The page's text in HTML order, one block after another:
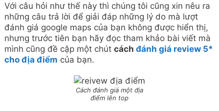
Với câu hỏi như thế này thì chúng tôi cũng xin nêu ra
những câu trả lời để giải đáp những lý do mà lượt
đánh giá google maps của bạn không được hiển thị,
nhưng trước tiên bạn hãy đọc tham khảo bài viết mà
mình cũng đề cập một chút cách đánh giá review 5*
cho địa điểm của bạn.
Cách đánh giá một địa
điểm lên top